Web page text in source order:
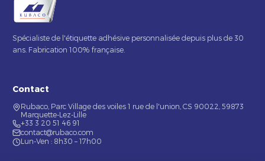
Spécialiste de l'étiquette adhésive personnalisée depuis plus de 30
ans. Fabrication 100% française.
Contact
Rubaco, Parc Village des voiles 1 rue de l'union, CS 90022, 59873
Marquette-Lez-Lille
+33 3 20 51 46 91
contact@rubaco.com
Lun-Ven : 8h30 – 17h00